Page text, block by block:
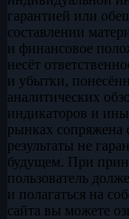
гарантией или
составлении
и финансовое
несёт
и убытки,
аналитических
индикаторов и
рынках сопряжена
результаты не
будущем. При
пользователь
и полагаться на
сайта вы можете